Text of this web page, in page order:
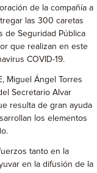
de la compañía a
las 300 caretas
de Seguridad Pública
que realizan en este
COVID-19.
Miguel Ángel Torres
Secretario Alvar
resulta de gran ayuda
los elementos
tanto en la
en la difusión de la